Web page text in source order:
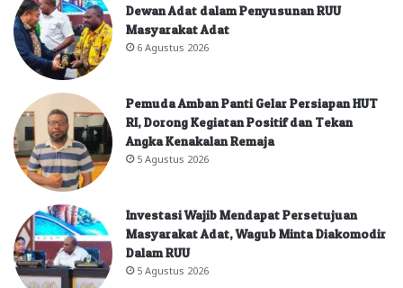
Dewan Adat dalam Penyusunan RUU
Masyarakat Adat
6 Agustus 2026
Pemuda Amban Panti Gelar Persiapan HUT
RI, Dorong Kegiatan Positif dan Tekan
Angka Kenakalan Remaja
5 Agustus 2026
Investasi Wajib Mendapat Persetujuan
Masyarakat Adat, Wagub Minta Diakomodir
Dalam RUU
5 Agustus 2026